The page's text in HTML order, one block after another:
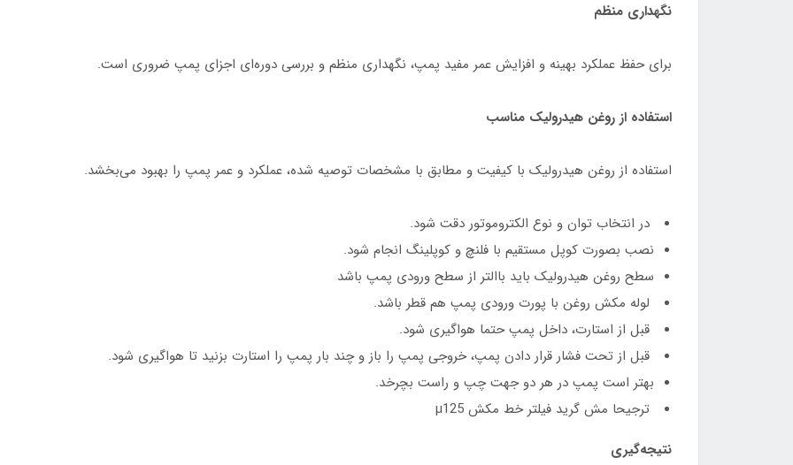
نگهداری منظم
برای حفظ عملکرد بهینه و افزایش عمر مفید پمپ، نگهداری منظم و بررسی دوره‌ای اجزای پمپ ضروری است.
استفاده از روغن هیدرولیک مناسب
استفاده از روغن هیدرولیک با کیفیت و مطابق با مشخصات توصیه شده، عملکرد و عمر پمپ را بهبود می‌بخشد.
در انتخاب توان و نوع الکتروموتور دقت شود.
نصب بصورت کوپل مستقیم با فلنچ و کوپلینگ انجام شود.
سطح روغن هیدرولیک باید باالتر از سطح ورودی پمپ باشد
لوله مکش روغن با پورت ورودی پمپ هم قطر باشد.
قبل از استارت، داخل پمپ حتما هواگیری شود.
قبل از تحت فشار قرار دادن پمپ، خروجی پمپ را باز و چند بار پمپ را استارت بزنید تا هواگیری شود.
بهتر است پمپ در هر دو جهت چپ و راست بچرخد.
ترجیحا مش گرید فیلتر خط مکش µ125
نتیجه‌گیری